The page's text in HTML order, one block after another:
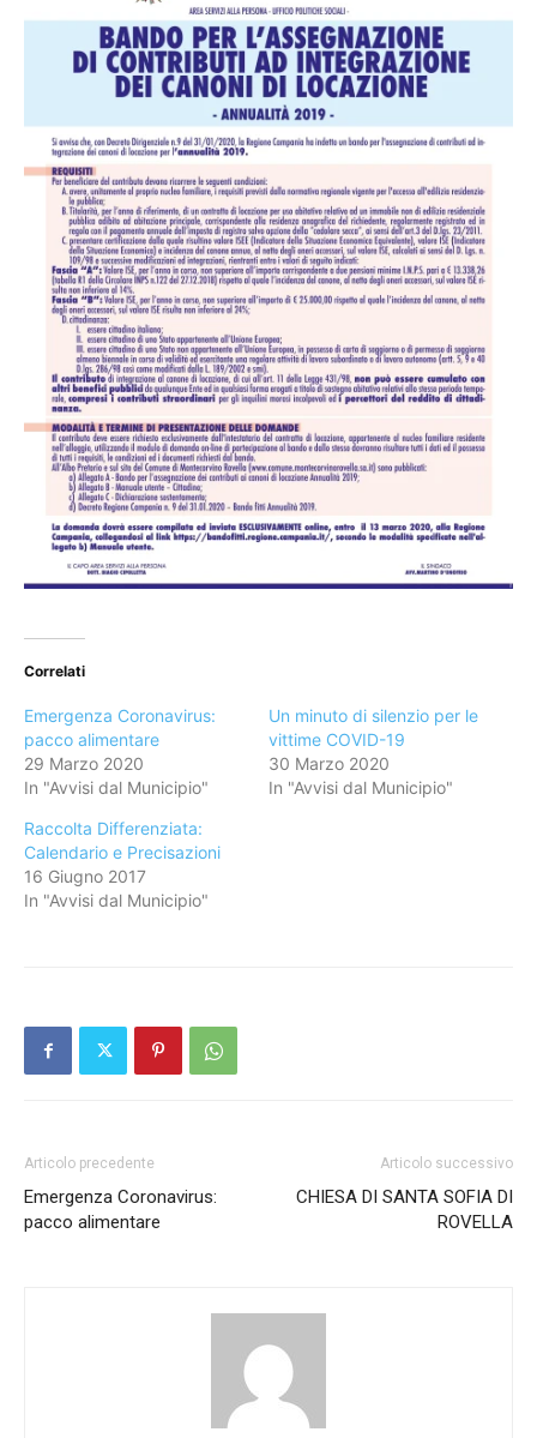
Correlati
Emergenza Coronavirus:
pacco alimentare
29 Marzo 2020
In "Avvisi dal Municipio"
Un minuto di silenzio per le
vittime COVID-19
30 Marzo 2020
In "Avvisi dal Municipio"
Raccolta Differenziata:
Calendario e Precisazioni
16 Giugno 2017
In "Avvisi dal Municipio"
Articolo precedente
Emergenza Coronavirus:
pacco alimentare
Articolo successivo
CHIESA DI SANTA SOFIA DI
ROVELLA